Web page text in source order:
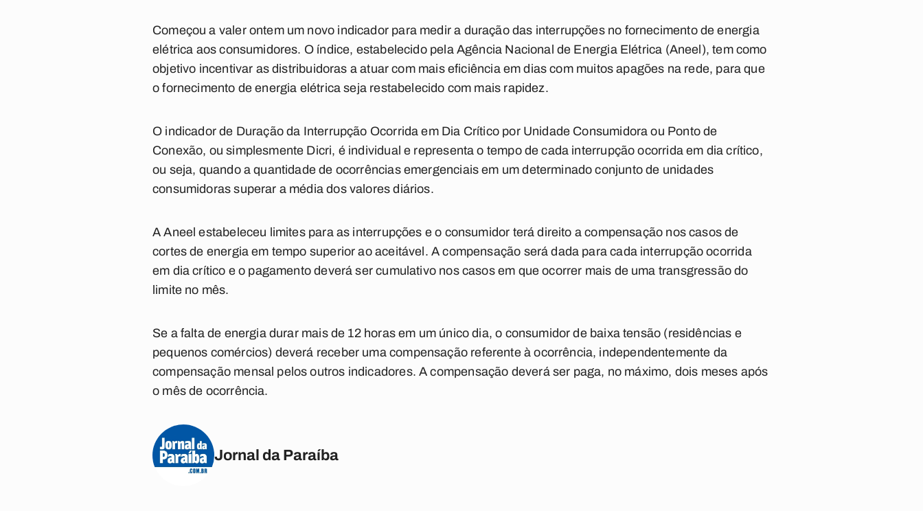
Começou a valer ontem um novo indicador para medir a duração das interrupções no fornecimento de energia
elétrica aos consumidores. O índice, estabelecido pela Agência Nacional de Energia Elétrica (Aneel), tem como
objetivo incentivar as distribuidoras a atuar com mais eficiência em dias com muitos apagões na rede, para que
o fornecimento de energia elétrica seja restabelecido com mais rapidez.
O indicador de Duração da Interrupção Ocorrida em Dia Crítico por Unidade Consumidora ou Ponto de
Conexão, ou simplesmente Dicri, é individual e representa o tempo de cada interrupção ocorrida em dia crítico,
ou seja, quando a quantidade de ocorrências emergenciais em um determinado conjunto de unidades
consumidoras superar a média dos valores diários.
A Aneel estabeleceu limites para as interrupções e o consumidor terá direito a compensação nos casos de
cortes de energia em tempo superior ao aceitável. A compensação será dada para cada interrupção ocorrida
em dia crítico e o pagamento deverá ser cumulativo nos casos em que ocorrer mais de uma transgressão do
limite no mês.
Se a falta de energia durar mais de 12 horas em um único dia, o consumidor de baixa tensão (residências e
pequenos comércios) deverá receber uma compensação referente à ocorrência, independentemente da
compensação mensal pelos outros indicadores. A compensação deverá ser paga, no máximo, dois meses após
o mês de ocorrência.
Jornal da Paraíba